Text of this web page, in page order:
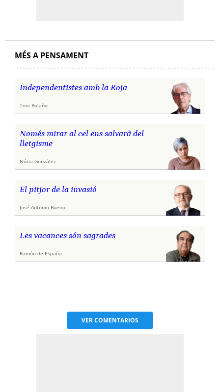
MÉS A PENSAMENT
Independentistes amb la Roja
Toni Bolaño
Només mirar al cel ens salvarà del
lletgisme
Núria González
El pitjor de la invasió
José Antonio Bueno
Les vacances són sagrades
Ramón de España
VERCOMENTARIOS